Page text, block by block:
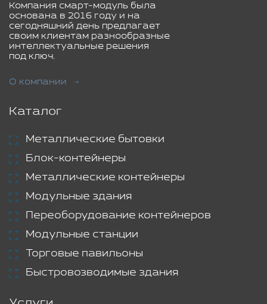
Компания смарт-модуль была
основана в 2016 году и на
сегодняшний день предлагает
своим клиентам разнообразные
интеллектуальные решения
под ключ.
О компании
Каталог
Металлические бытовки
Блок-контейнеры
Металлические контейнеры
Модульные здания
Переоборудование контейнеров
Модульные станции
Торговые павильоны
Быстровозводимые здания